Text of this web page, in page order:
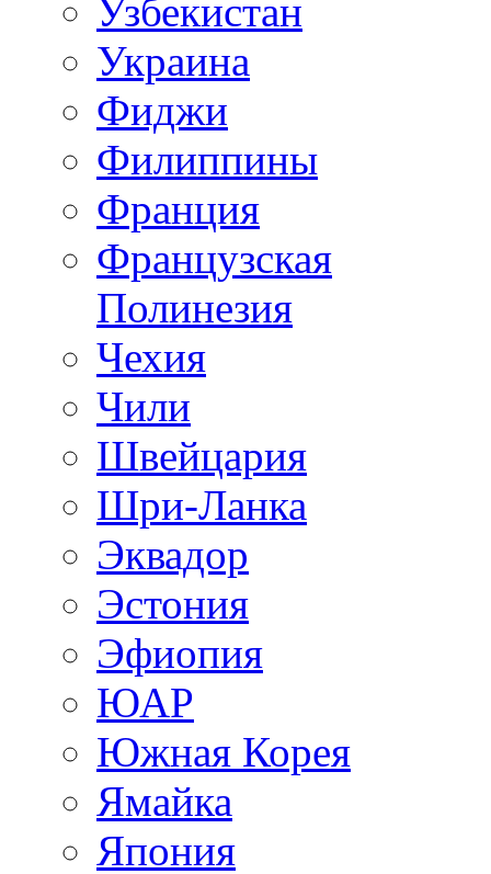
Узбекистан
Украина
Фиджи
Филиппины
Франция
Французская
Полинезия
Чехия
Чили
Швейцария
Шри-Ланка
Эквадор
Эстония
Эфиопия
ЮАР
Южная Корея
Ямайка
Япония